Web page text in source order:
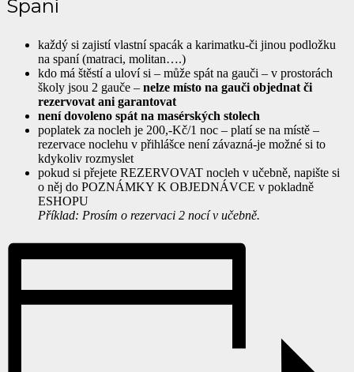
Spaní
každý si zajistí vlastní spacák a karimatku-či jinou podložku
na spaní (matraci, molitan….)
kdo má štěstí a uloví si – může spát na gauči – v prostorách
školy jsou 2 gauče – nelze místo na gauči objednat či
rezervovat ani garantovat
není dovoleno spát na masérských stolech
poplatek za nocleh je 200,-Kč/1 noc – platí se na místě –
rezervace noclehu v přihlášce není závazná-je možné si to
kdykoliv rozmyslet
pokud si přejete REZERVOVAT nocleh v učebně, napište si
o něj do POZNÁMKY K OBJEDNÁVCE v pokladně
ESHOPU
Příklad: Prosím o rezervaci 2 nocí v učebně.